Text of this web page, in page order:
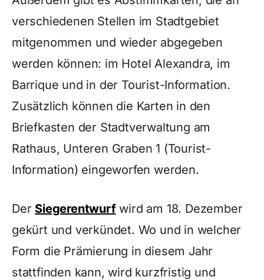
verschiedenen Stellen im Stadtgebiet
mitgenommen und wieder abgegeben
werden können: im Hotel Alexandra, im
Barrique und in der Tourist-Information.
Zusätzlich können die Karten in den
Briefkasten der Stadtverwaltung am
Rathaus, Unteren Graben 1 (Tourist-
Information) eingeworfen werden.
Der Siegerentwurfwird am 18. Dezember
gekürt und verkündet. Wo und in welcher
Form die Prämierung in diesem Jahr
stattfinden kann, wird kurzfristig und